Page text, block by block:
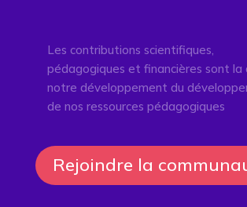
Les contributions scientifiques,
pédagogiques et financières sont la
notre développement du
de nos ressources pédagogiques
Rejoindre la